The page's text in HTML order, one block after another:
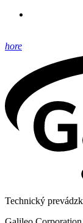
hore
Technický